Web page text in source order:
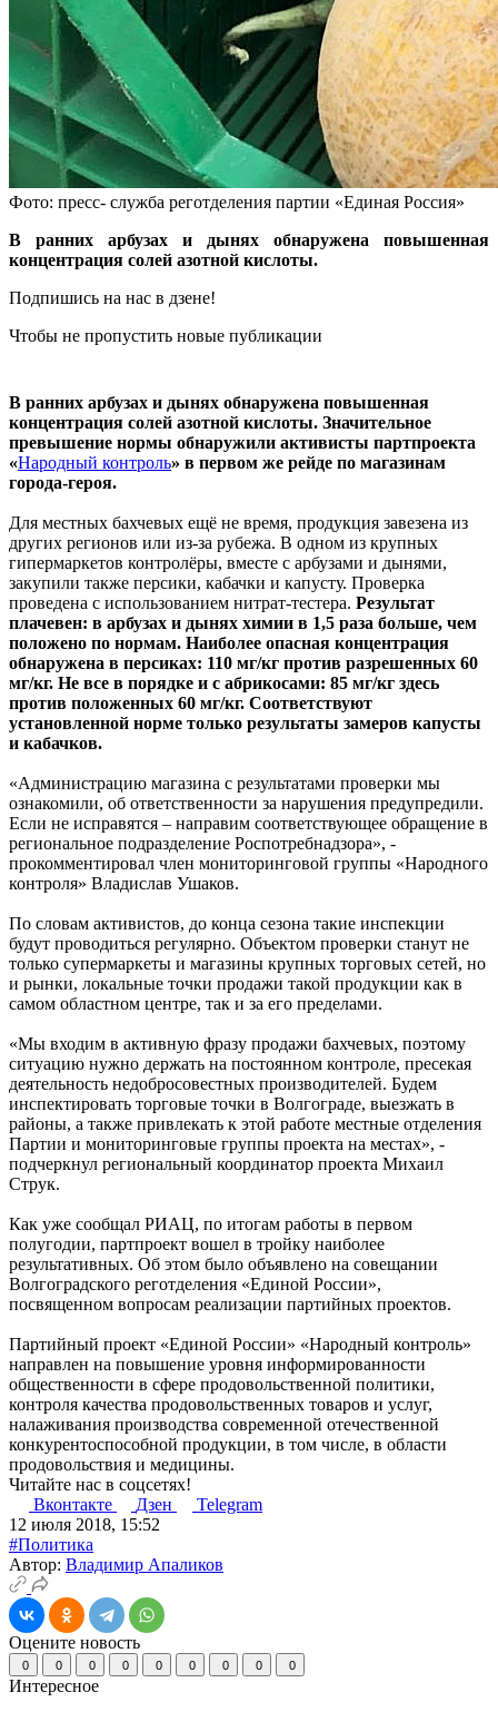
Фото: пресс- служба реготделения партии «Единая Россия»
В ранних арбузах и дынях обнаружена повышенная
концентрация солей азотной кислоты.
Подпишись на нас в дзене!
Чтобы не пропустить новые публикации
В ранних арбузах и дынях обнаружена повышенная
концентрация солей азотной кислоты. Значительное
превышение нормы обнаружили активисты партпроекта
«Народный контроль» в первом же рейде по магазинам
города-героя.
Для местных бахчевых ещё не время, продукция завезена из
других регионов или из-за рубежа. В одном из крупных
гипермаркетов контролёры, вместе с арбузами и дынями,
закупили также персики, кабачки и капусту. Проверка
проведена с использованием нитрат-тестера. Результат
плачевен: в арбузах и дынях химии в 1,5 раза больше, чем
положено по нормам. Наиболее опасная концентрация
обнаружена в персиках: 110 мг/кг против разрешенных 60
мг/кг. Не все в порядке и с абрикосами: 85 мг/кг здесь
против положенных 60 мг/кг. Соответствуют
установленной норме только результаты замеров капусты
и кабачков.
«Администрацию магазина с результатами проверки мы
ознакомили, об ответственности за нарушения предупредили.
Если не исправятся – направим соответствующее обращение в
региональное подразделение Роспотребнадзора», -
прокомментировал член мониторинговой группы «Народного
контроля» Владислав Ушаков.
По словам активистов, до конца сезона такие инспекции
будут проводиться регулярно. Объектом проверки станут не
только супермаркеты и магазины крупных торговых сетей, но
и рынки, локальные точки продажи такой продукции как в
самом областном центре, так и за его пределами.
«Мы входим в активную фразу продажи бахчевых, поэтому
ситуацию нужно держать на постоянном контроле, пресекая
деятельность недобросовестных производителей. Будем
инспектировать торговые точки в Волгограде, выезжать в
районы, а также привлекать к этой работе местные отделения
Партии и мониторинговые группы проекта на местах», -
подчеркнул региональный координатор проекта Михаил
Струк.
Как уже сообщал РИАЦ, по итогам работы в первом
полугодии, партпроект вошел в тройку наиболее
результативных. Об этом было объявлено на совещании
Волгоградского реготделения «Единой России»,
посвященном вопросам реализации партийных проектов.
Партийный проект «Единой России» «Народный контроль»
направлен на повышение уровня информированности
общественности в сфере продовольственной политики,
контроля качества продовольственных товаров и услуг,
налаживания производства современной отечественной
конкурентоспособной продукции, в том числе, в области
продовольствия и медицины.
Читайте нас в соцсетях!
Вконтакте
Дзен
Telegram
12 июля 2018, 15:52
#Политика
Автор: Владимир Апаликов
Оцените новость
0 0 0 0 0 0 0 0 0
Интересное